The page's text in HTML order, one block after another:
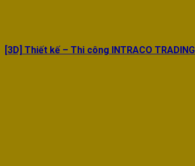
[3D] Thiết kế – Thi công INTRACO